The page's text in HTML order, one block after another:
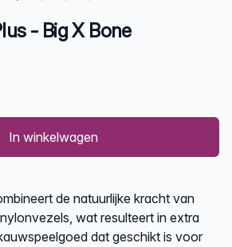
- Big X Bone
In winkelwagen
de natuurlijke kracht van
wat resulteert in extra
dat geschikt is voor